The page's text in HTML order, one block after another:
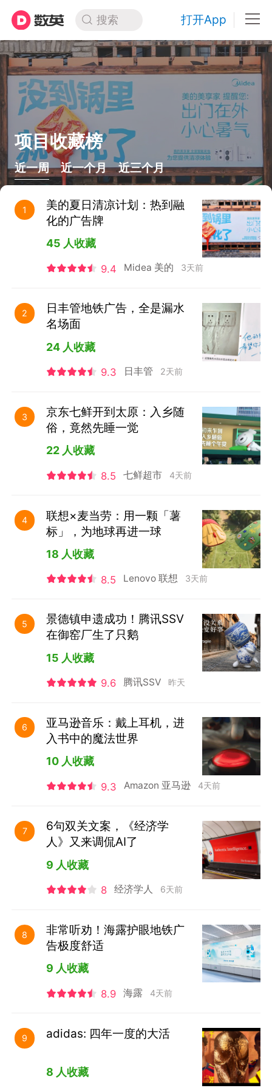
搜索 打开App
项目收藏榜
近一周 近一个月 近三个月
1
美的夏日清凉计划：热到融
化的广告牌
45 人收藏
9.4 Midea 美的 3天前
2
日丰管地铁广告，全是漏水
名场面
24 人收藏
9.3 日丰管 2天前
3
京东七鲜开到太原：入乡随
俗，竟然先睡一觉
22 人收藏
8.5 七鲜超市 4天前
4
联想×麦当劳：用一颗「薯
标」，为地球再进一球
18 人收藏
8.5 Lenovo 联想 3天前
5
景德镇申遗成功！腾讯SSV
在御窑厂生了只鹅
15 人收藏
9.6 腾讯SSV 昨天
6
亚马逊音乐：戴上耳机，进
入书中的魔法世界
10 人收藏
9.3 Amazon 亚马逊 4天前
7
6句双关文案，《经济学
人》又来调侃AI了
9 人收藏
8 经济学人 6天前
8
非常听劝！海露护眼地铁广
告极度舒适
9 人收藏
8.9 海露 4天前
9 adidas: 四年一度的大活
8 人收藏